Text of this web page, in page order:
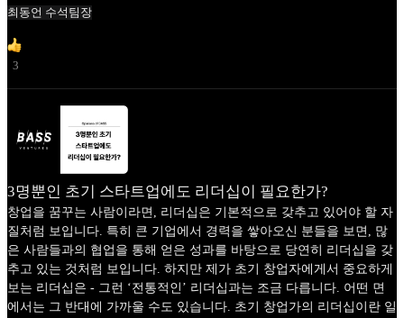
최동언 수석팀장
3
3명뿐인 초기 스타트업에도 리더십이 필요한가?
창업을 꿈꾸는 사람이라면, 리더십은 기본적으로 갖추고 있어야 할 자
질처럼 보입니다. 특히 큰 기업에서 경력을 쌓아오신 분들을 보면, 많
은 사람들과의 협업을 통해 얻은 성과를 바탕으로 당연히 리더십을 갖
추고 있는 것처럼 보입니다. 하지만 제가 초기 창업자에게서 중요하게
보는 리더십은 - 그런 ‘전통적인’ 리더십과는 조금 다릅니다. 어떤 면
에서는 그 반대에 가까울 수도 있습니다. 초기 창업가의 리더십이란 일